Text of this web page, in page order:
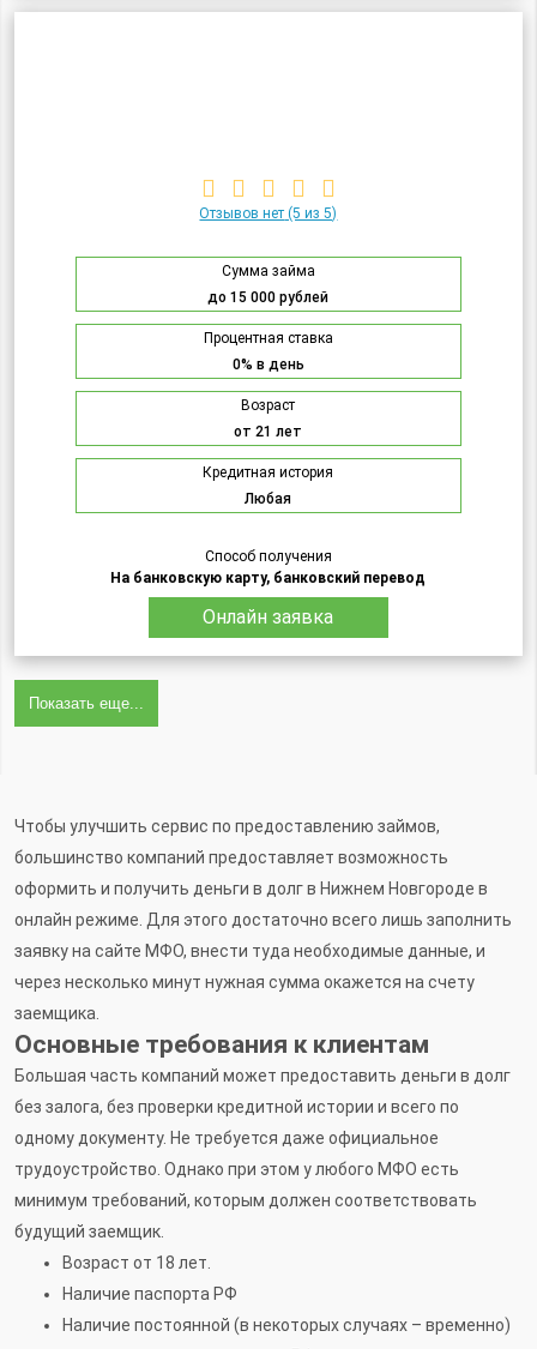
Отзывов нет (5 из 5)
Сумма займа
до 15 000 рублей
Процентная ставка
0% в день
Возраст
от 21 лет
Кредитная история
Любая
Способ получения
На банковскую карту, банковский перевод
Онлайн заявка
Показать еще...
Чтобы улучшить сервис по предоставлению займов,
большинство компаний предоставляет возможность
оформить и получить деньги в долг в Нижнем Новгороде в
онлайн режиме. Для этого достаточно всего лишь заполнить
заявку на сайте МФО, внести туда необходимые данные, и
через несколько минут нужная сумма окажется на счету
заемщика.
Основные требования к клиентам
Большая часть компаний может предоставить деньги в долг
без залога, без проверки кредитной истории и всего по
одному документу. Не требуется даже официальное
трудоустройство. Однако при этом у любого МФО есть
минимум требований, которым должен соответствовать
будущий заемщик.
Возраст от 18 лет.
Наличие паспорта РФ
Наличие постоянной (в некоторых случаях – временно)